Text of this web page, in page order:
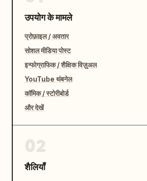
उपयोग के मामले
प्रोफ़ाइल / अवतार
सोशल मीडिया पोस्ट
इन्फोग्राफिक / शैक्षिक विज़ुअल
YouTube थंबनेल
कॉमिक / स्टोरीबोर्ड
और देखें
शैलियाँ